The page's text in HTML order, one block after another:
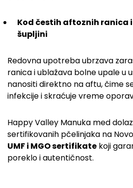
Kod čestih aftoznih ranica
šupljini
Redovna upotreba ubrzava
ranica i ublažava bolne upale u
nanositi direktno na aftu, čime
infekcije i skraćuje vreme
Happy Valley Manuka med
sertifikovanih pčelinjaka na
UMF i MGO sertifikate koji
poreklo i autentičnost.